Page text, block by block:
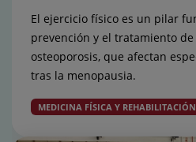
El ejercicio físico es un pilar
prevención y el tratamiento
osteoporosis, que afectan
tras la menopausia.
MEDICINA FÍSICA Y REHABILITACIÓN